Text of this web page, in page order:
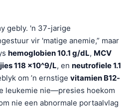
gebly. 'n 37-jarige
vir 'matige anemie,” maar
hemoglobien 10.1 g/dL, MCV
118 x10^9/L, en neutrofiele 1.1
om ’n ernstige vitamien B12-
leukemie nie—presies hoekom
nie een abnormale portaalvlag